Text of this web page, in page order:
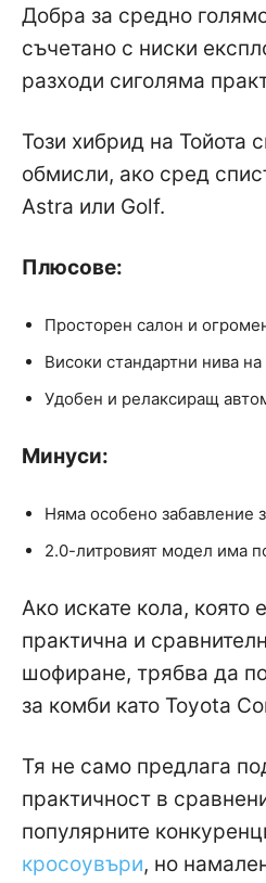
Добра за средно
съчетано с ниски
разходи сиголяма
Този хибрид на Тойота
обмисли, ако сред
Astra или Golf.
Плюсове:
Просторен салон и
Високи стандартни нива
Удобен и релаксиращ
Минуси:
Няма особено забавление
2.0-литровият модел има
Ако искате кола, която
практична и
шофиране, трябва да
за комби като Toyota
Тя не само предлага
практичност в
популярните
кросоувъри, но